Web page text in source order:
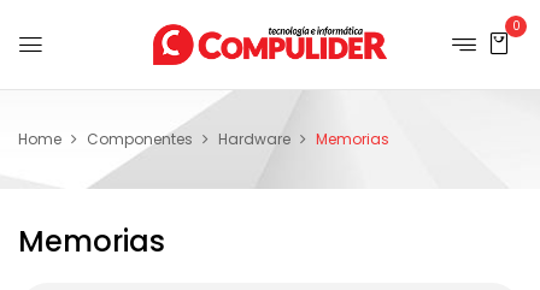
0
Home Componentes Hardware Memorias
Memorias